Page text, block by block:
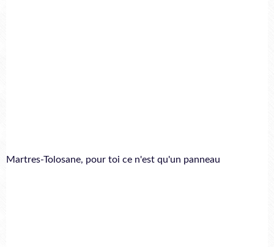
Martres-Tolosane, pour toi ce n'est qu'un panneau